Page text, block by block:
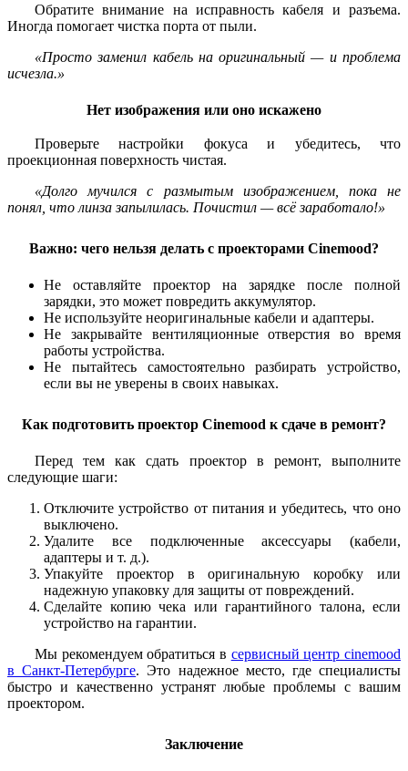
Обратите внимание на исправность кабеля и разъема.
Иногда помогает чистка порта от пыли.
«Просто заменил кабель на оригинальный — и проблема
исчезла.»
Нет изображения или оно искажено
Проверьте настройки фокуса и убедитесь, что
проекционная поверхность чистая.
«Долго мучился с размытым изображением, пока не
понял, что линза запылилась. Почистил — всё заработало!»
Важно: чего нельзя делать с проекторами Cinemood?
Не оставляйте проектор на зарядке после полной
зарядки, это может повредить аккумулятор.
Не используйте неоригинальные кабели и адаптеры.
Не закрывайте вентиляционные отверстия во время
работы устройства.
Не пытайтесь самостоятельно разбирать устройство,
если вы не уверены в своих навыках.
Как подготовить проектор Cinemood к сдаче в ремонт?
Перед тем как сдать проектор в ремонт, выполните
следующие шаги:
Отключите устройство от питания и убедитесь, что оно
выключено.
Удалите все подключенные аксессуары (кабели,
адаптеры и т. д.).
Упакуйте проектор в оригинальную коробку или
надежную упаковку для защиты от повреждений.
Сделайте копию чека или гарантийного талона, если
устройство на гарантии.
Мы рекомендуем обратиться в сервисный центр cinemood
в Санкт-Петербурге. Это надежное место, где специалисты
быстро и качественно устранят любые проблемы с вашим
проектором.
Заключение